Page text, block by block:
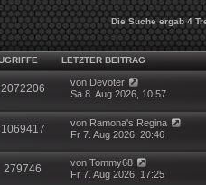
Die Suche ergab 4
LETZTER BEITRAG
2072206 von Devoter
Sa 8. Aug 2026, 10:57
1069417 von Ramona's Regina
Fr 7. Aug 2026, 20:46
279746 von Tommy68
Fr 7. Aug 2026, 17:25